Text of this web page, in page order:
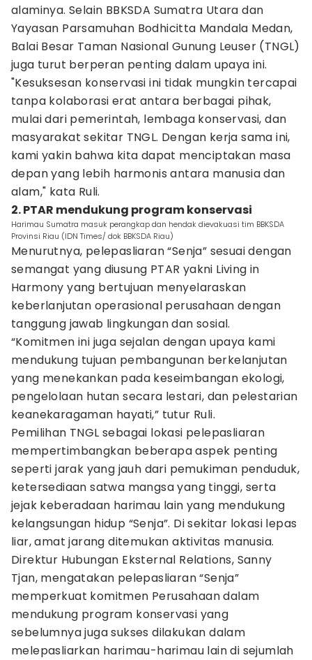
alaminya. Selain BBKSDA Sumatra Utara dan
Yayasan Parsamuhan Bodhicitta Mandala Medan,
Balai Besar Taman Nasional Gunung Leuser (TNGL)
juga turut berperan penting dalam upaya ini.
"Kesuksesan konservasi ini tidak mungkin tercapai
tanpa kolaborasi erat antara berbagai pihak,
mulai dari pemerintah, lembaga konservasi, dan
masyarakat sekitar TNGL. Dengan kerja sama ini,
kami yakin bahwa kita dapat menciptakan masa
depan yang lebih harmonis antara manusia dan
alam," kata Ruli.
2. PTAR mendukung program konservasi
Harimau Sumatra masuk perangkap dan hendak dievakuasi tim BBKSDA
Provinsi Riau (IDN Times/ dok BBKSDA Riau)
Menurutnya, pelepasliaran “Senja” sesuai dengan
semangat yang diusung PTAR yakni Living in
Harmony yang bertujuan menyelaraskan
keberlanjutan operasional perusahaan dengan
tanggung jawab lingkungan dan sosial.
“Komitmen ini juga sejalan dengan upaya kami
mendukung tujuan pembangunan berkelanjutan
yang menekankan pada keseimbangan ekologi,
pengelolaan hutan secara lestari, dan pelestarian
keanekaragaman hayati,” tutur Ruli.
Pemilihan TNGL sebagai lokasi pelepasliaran
mempertimbangkan beberapa aspek penting
seperti jarak yang jauh dari pemukiman penduduk,
ketersediaan satwa mangsa yang tinggi, serta
jejak keberadaan harimau lain yang mendukung
kelangsungan hidup “Senja”. Di sekitar lokasi lepas
liar, amat jarang ditemukan aktivitas manusia.
Direktur Hubungan Eksternal Relations, Sanny
Tjan, mengatakan pelepasliaran “Senja”
memperkuat komitmen Perusahaan dalam
mendukung program konservasi yang
sebelumnya juga sukses dilakukan dalam
melepasliarkan harimau-harimau lain di sejumlah